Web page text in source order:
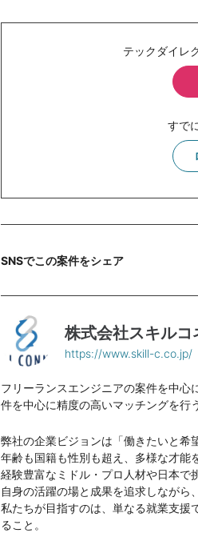
テックダイレ
すで
SNSでこの案件をシェア
株式会社スキルコ
https://www.skill-c.co.jp/
フリーランスエンジニアの案件を中心
件を中心に精度の高いマッチングを行
弊社の企業ビジョンは「働きたいと希
年齢も国籍も性別も超え、多様な才能
経験豊富なミドル・プロ人材や日本で
自身の活躍の場と成果を追求しながら
私たちが目指すのは、単なる就業支援
ること。